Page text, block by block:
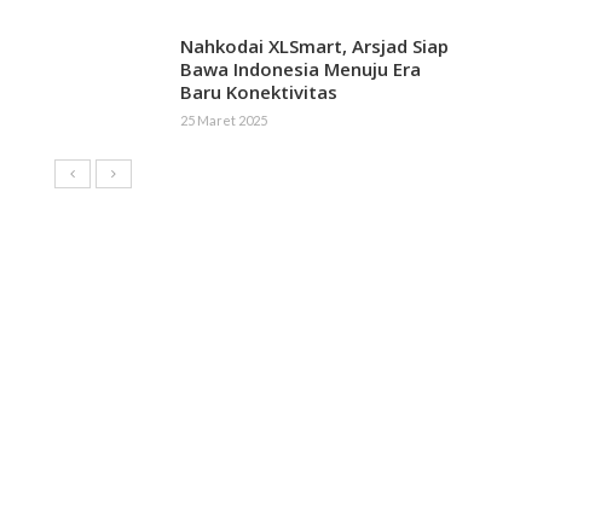
Nahkodai XLSmart, Arsjad Siap
Bawa Indonesia Menuju Era
Baru Konektivitas
25 Maret 2025